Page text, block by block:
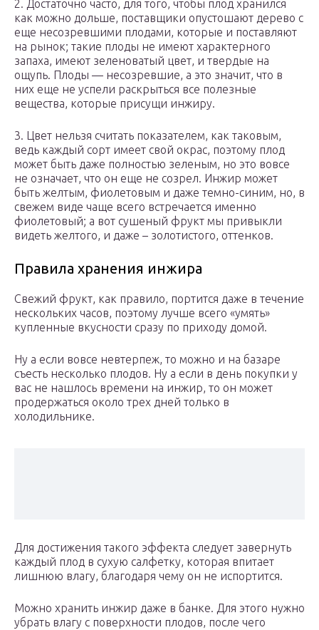
2. Достаточно часто, для того, чтобы плод хранился
как можно дольше, поставщики опустошают дерево с
еще несозревшими плодами, которые и поставляют
на рынок; такие плоды не имеют характерного
запаха, имеют зеленоватый цвет, и твердые на
ощупь. Плоды — несозревшие, а это значит, что в
них еще не успели раскрыться все полезные
вещества, которые присущи инжиру.
3. Цвет нельзя считать показателем, как таковым,
ведь каждый сорт имеет свой окрас, поэтому плод
может быть даже полностью зеленым, но это вовсе
не означает, что он еще не созрел. Инжир может
быть желтым, фиолетовым и даже темно-синим, но, в
свежем виде чаще всего встречается именно
фиолетовый; а вот сушеный фрукт мы привыкли
видеть желтого, и даже – золотистого, оттенков.
Правила хранения инжира
Свежий фрукт, как правило, портится даже в течение
нескольких часов, поэтому лучше всего «умять»
купленные вкусности сразу по приходу домой.
Ну а если вовсе невтерпеж, то можно и на базаре
съесть несколько плодов. Ну а если в день покупки у
вас не нашлось времени на инжир, то он может
продержаться около трех дней только в
холодильнике.
Для достижения такого эффекта следует завернуть
каждый плод в сухую салфетку, которая впитает
лишнюю влагу, благодаря чему он не испортится.
Можно хранить инжир даже в банке. Для этого нужно
убрать влагу с поверхности плодов, после чего